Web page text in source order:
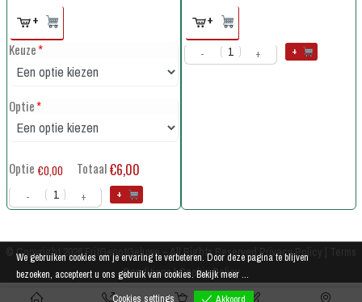
+
Keuze*
Optie*
Optie €0,00 Totaal€6,00
- + +
+
- + +
© Copyright 2026FritGenotGeluwe– All Rights Reserved Privacy Policy
Conditions|Cookie Policy
We gebruiken cookies om je ervaring te verbeteren. Door deze pagina te blijven
bezoeken, accepteert u ons gebruik van cookies. Bekijk meer ...
Cookies settings
Akkoord